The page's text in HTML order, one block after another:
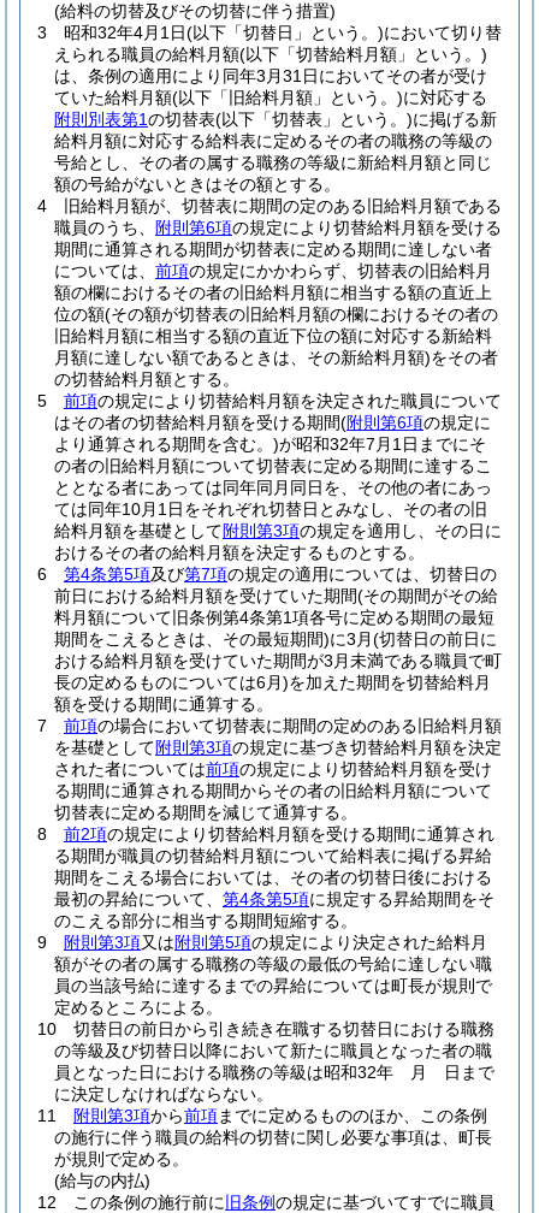
(給料の切替及びその切替に伴う措置)
3
昭和32年4月1日(以下「切替日」という。)において切り替
えられる職員の給料月額(以下「切替給料月額」という。)
は、条例の適用により同年3月31日においてその者が受け
ていた給料月額(以下「旧給料月額」という。)に対応する
附則別表第1の切替表(以下「切替表」という。)に掲げる新
給料月額に対応する給料表に定めるその者の職務の等級の
号給とし、その者の属する職務の等級に新給料月額と同じ
額の号給がないときはその額とする。
4
旧給料月額が、切替表に期間の定のある旧給料月額である
職員のうち、
附則第6項の規定により切替給料月額を受ける
期間に通算される期間が切替表に定める期間に達しない者
については、 前項の規定にかかわらず、切替表の旧給料月
額の欄におけるその者の旧給料月額に相当する額の直近上
位の額(その額が切替表の旧給料月額の欄におけるその者の
旧給料月額に相当する額の直近下位の額に対応する新給料
月額に達しない額であるときは、その新給料月額)をその者
の切替給料月額とする。
5
前項の規定により切替給料月額を決定された職員について
はその者の切替給料月額を受ける期間(附則第6項の規定に
より通算される期間を含む。)が昭和32年7月1日までにそ
の者の旧給料月額について切替表に定める期間に達するこ
ととなる者にあっては同年同月同日を、その他の者にあっ
ては同年10月1日をそれぞれ切替日とみなし、その者の旧
給料月額を基礎として附則第3項の規定を適用し、その日に
おけるその者の給料月額を決定するものとする。
6
第4条第5項及び第7項の規定の適用については、切替日の
前日における給料月額を受けていた期間(その期間がその給
料月額について旧条例第4条第1項各号に定める期間の最短
期間をこえるときは、その最短期間)に3月(切替日の前日に
おける給料月額を受けていた期間が3月未満である職員で町
長の定めるものについては6月)を加えた期間を切替給料月
額を受ける期間に通算する。
7
前項の場合において切替表に期間の定めのある旧給料月額
を基礎として附則第3項の規定に基づき切替給料月額を決定
された者については前項の規定により切替給料月額を受け
る期間に通算される期間からその者の旧給料月額について
切替表に定める期間を減じて通算する。
8
前2項の規定により切替給料月額を受ける期間に通算され
る期間が職員の切替給料月額について給料表に掲げる昇給
期間をこえる場合においては、その者の切替日後における
最初の昇給について、 第4条第5項に規定する昇給期間をそ
のこえる部分に相当する期間短縮する。
9
附則第3項又は附則第5項の規定により決定された給料月
額がその者の属する職務の等級の最低の号給に達しない職
員の当該号給に達するまでの昇給については町長が規則で
定めるところによる。
10
切替日の前日から引き続き在職する切替日における職務
の等級及び切替日以降において新たに職員となった者の職
員となった日における職務の等級は昭和32年 月 日まで
に決定しなければならない。
11
附則第3項から前項までに定めるもののほか、この条例
の施行に伴う職員の給料の切替に関し必要な事項は、町長
が規則で定める。
(給与の内払)
12
この条例の施行前に 旧条例の規定に基づいてすでに職員